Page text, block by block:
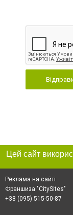
Реклама на сайті
Франшиза "CitySites"
+38 (095) 515-50-87